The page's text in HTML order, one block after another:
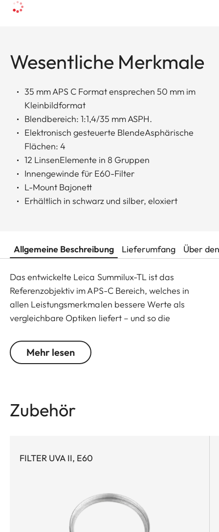
Wesentliche Merkmale
35 mm APS C Format ensprechen 50 mm im
Kleinbildformat
Blendbereich: 1:1,4/35 mm ASPH.
Elektronisch gesteuerte BlendeAsphärische
Flächen: 4
12 LinsenElemente in 8 Gruppen
Innengewinde für E60-Filter
L-Mount Bajonett
Erhältlich in schwarz und silber, eloxiert
Allgemeine Beschreibung Lieferumfang Über
Das entwickelte Leica Summilux-TL ist das
Referenzobjektiv im APS-C Bereich, welches in
allen Leistungsmerkmalen bessere Werte als
vergleichbare Optiken liefert – und so die
ausschöpft. Dank der Innenfokussierung wird die
Länge des Objektivs bei der Fokussierung nicht
Mehr lesen
Zubehör
FILTER UVA II, E60